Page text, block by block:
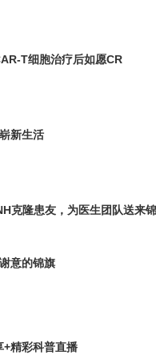
T细胞治疗后如愿CR
新生活
克隆患友，为医生团队送来
意的锦旗
+精彩科普直播